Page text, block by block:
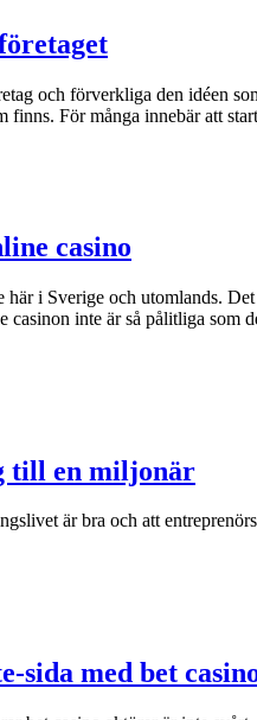
och förverkliga den idéen
För många innebär att
casino
här i Sverige och utomlands.
inte är så pålitliga som
till en miljonär
är bra och att
sida med bet